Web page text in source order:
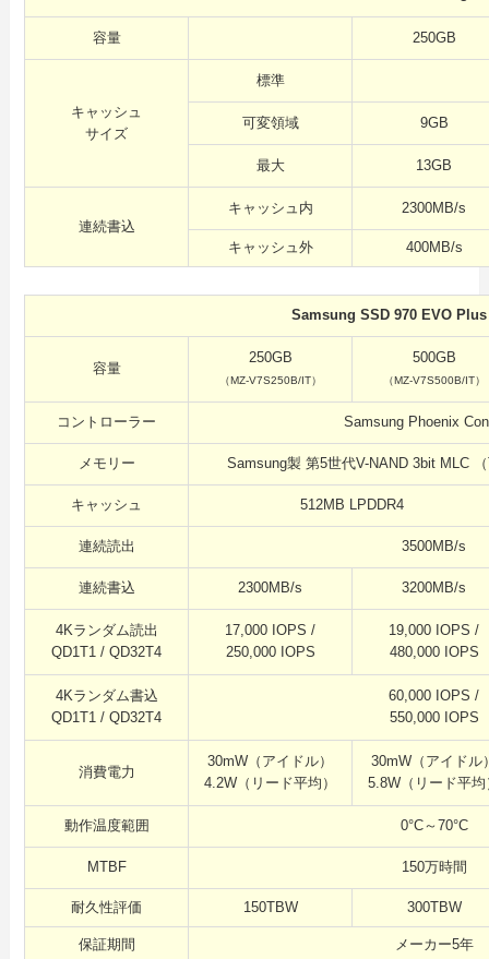
容量 250GB
キャッシュ
サイズ
標準
可変領域 9GB
最大 13GB
連続書込
キャッシュ内 2300MB/s
キャッシュ外 400MB/s
Samsung SSD 970 EVO Plus
容量
250GB
（MZ-V7S250B/IT）
500GB
（MZ-V7S500B/IT）
コントローラー Samsung Phoenix
メモリー Samsung製 第5世代V-NAND 3bit MLC
キャッシュ 512MB LPDDR4
連続読出 3500MB/s
連続書込 2300MB/s 3200MB/s
4Kランダム読出
QD1T1 / QD32T4
17,000 IOPS /
250,000 IOPS
19,000 IOPS /
480,000 IOPS
4Kランダム書込
QD1T1 / QD32T4
60,000 IOPS /
550,000 IOPS
消費電力
30mW（アイドル）
4.2W（リード平均）
30mW（アイドル
5.8W（リード平均
動作温度範囲 0°C～70°C
MTBF 150万時間
耐久性評価 150TBW 300TBW
保証期間 メーカー5年